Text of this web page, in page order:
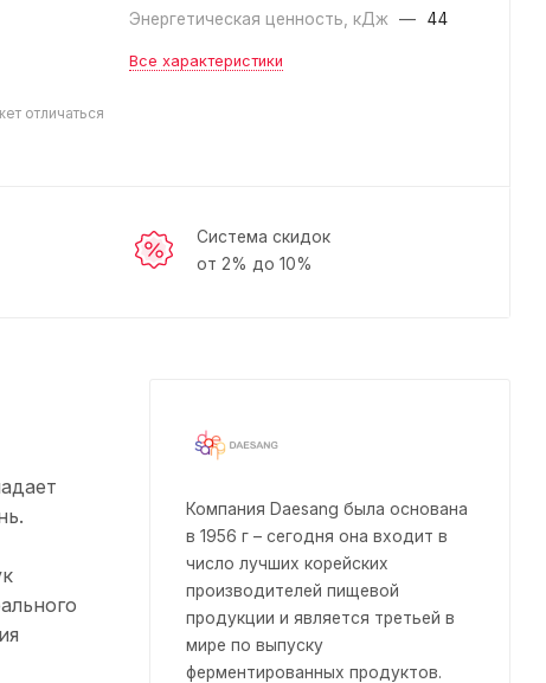
Энергетическая ценность, кДж
— 44
Все характеристики
отличаться
Система скидок
от 2% до 10%
Компания Daesang была основана
в 1956 г – сегодня она входит в
число лучших корейских
производителей пищевой
продукции и является третьей в
мире по выпуску
ферментированных продуктов.